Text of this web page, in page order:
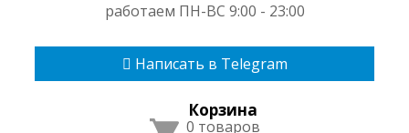
работаем ПН-ВС 9:00 - 23:00
Написать в Telegram
Корзина
0 товаров